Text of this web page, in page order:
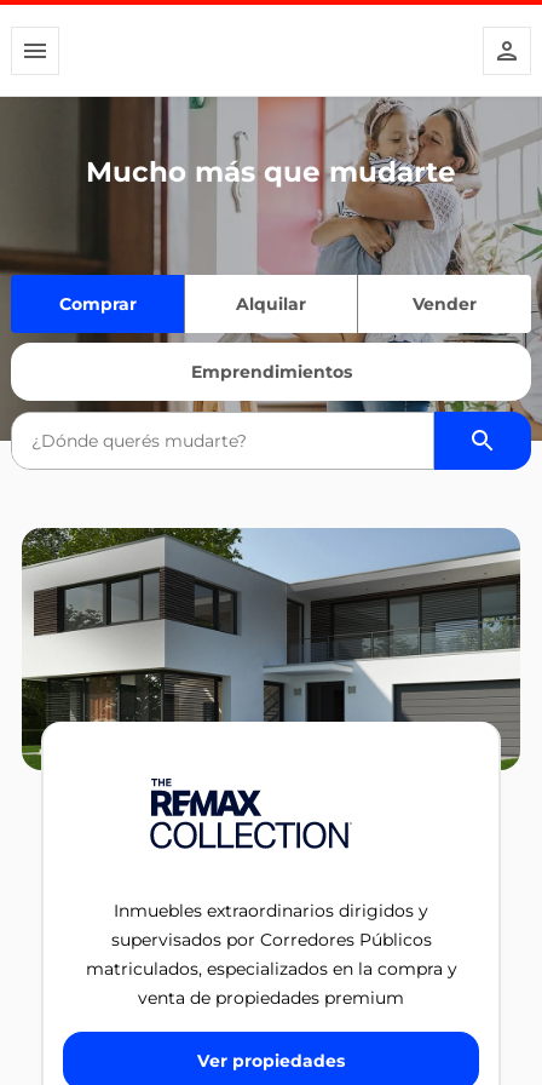
Mucho más que mudarte
Comprar Alquilar Vender
Emprendimientos
Inmuebles extraordinarios dirigidos y
supervisados por Corredores Públicos
matriculados, especializados en la compra y
venta de propiedades premium
Ver propiedades